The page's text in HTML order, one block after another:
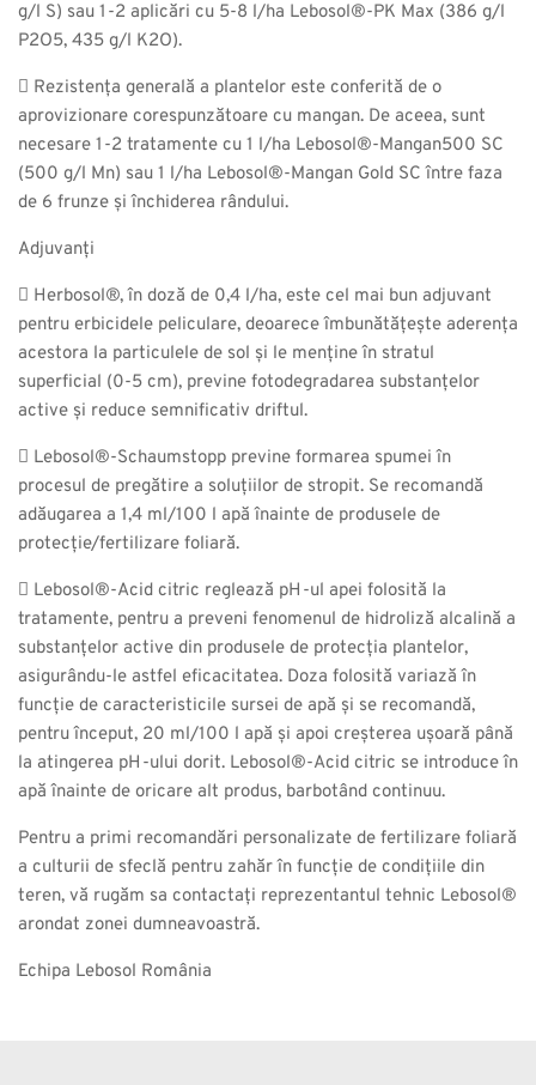
g/l S) sau 1-2 aplicări cu 5-8 l/ha Lebosol®-PK Max (386 g/l
P2O5, 435 g/l K2O).
 Rezistența generală a plantelor este conferită de o
aprovizionare corespunzătoare cu mangan. De aceea, sunt
necesare 1-2 tratamente cu 1 l/ha Lebosol®-Mangan500 SC
(500 g/l Mn) sau 1 l/ha Lebosol®-Mangan Gold SC între faza
de 6 frunze și închiderea rândului.
Adjuvanți
 Herbosol®, în doză de 0,4 l/ha, este cel mai bun adjuvant
pentru erbicidele peliculare, deoarece îmbunătățește aderența
acestora la particulele de sol și le menține în stratul
superficial (0-5 cm), previne fotodegradarea substanțelor
active și reduce semnificativ driftul.
 Lebosol®-Schaumstopp previne formarea spumei în
procesul de pregătire a soluțiilor de stropit. Se recomandă
adăugarea a 1,4 ml/100 l apă înainte de produsele de
protecție/fertilizare foliară.
 Lebosol®-Acid citric reglează pH-ul apei folosită la
tratamente, pentru a preveni fenomenul de hidroliză alcalină a
substanțelor active din produsele de protecția plantelor,
asigurându-le astfel eficacitatea. Doza folosită variază în
funcție de caracteristicile sursei de apă și se recomandă,
pentru început, 20 ml/100 l apă și apoi creșterea ușoară până
la atingerea pH-ului dorit. Lebosol®-Acid citric se introduce în
apă înainte de oricare alt produs, barbotând continuu.
Pentru a primi recomandări personalizate de fertilizare foliară
a culturii de sfeclă pentru zahăr în funcție de condițiile din
teren, vă rugăm sa contactați reprezentantul tehnic Lebosol®
arondat zonei dumneavoastră.
Echipa Lebosol România